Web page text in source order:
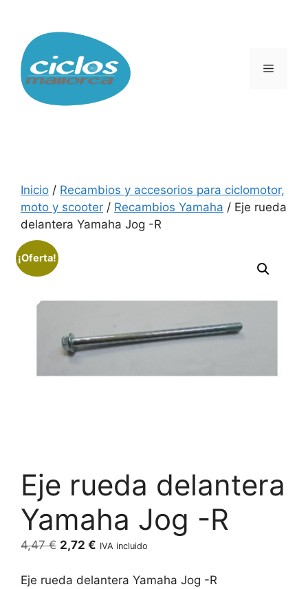
contenido
Menú
Inicio / Recambios y accesorios para ciclomotor,
moto y scooter / Recambios Yamaha / Eje rueda
delantera Yamaha Jog -R
¡Oferta!
Eje rueda delantera
Yamaha Jog -R
4,47€ El
original
2,72 € El
actual
IVA incluido
Eje rueda delantera Yamaha Jog -R